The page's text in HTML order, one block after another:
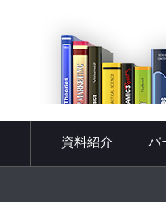
資料紹介 パ